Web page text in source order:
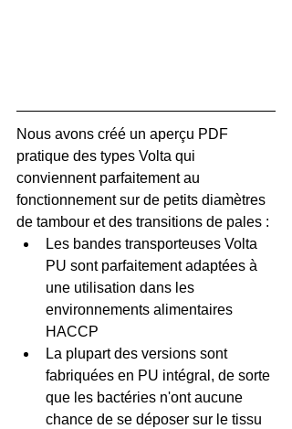
Nous avons créé un aperçu PDF
pratique des types Volta qui
conviennent parfaitement au
fonctionnement sur de petits diamètres
de tambour et des transitions de pales :
Les bandes transporteuses Volta
PU sont parfaitement adaptées à
une utilisation dans les
environnements alimentaires
HACCP
La plupart des versions sont
fabriquées en PU intégral, de sorte
que les bactéries n'ont aucune
chance de se déposer sur le tissu